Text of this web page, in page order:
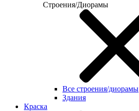
Строения/Диорамы
Все строения/диорамы
Здания
Краска